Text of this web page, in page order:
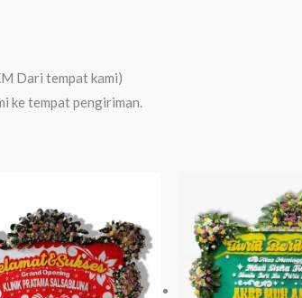
Dari tempat kami)
ke tempat pengiriman.